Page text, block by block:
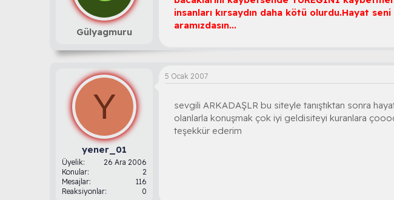
Gülyagmuru
insanları kırsaydın daha kötü olurdu.Hayat
aramızdasın...
Y
yener_01
Üyelik
26 Ara 2006
Konular
2
Mesajlar
116
Reaksiyonlar
0
5 Ocak 2007
sevgili ARKADAŞLR bu siteyle tanıştıktan sonra
olanlarla konuşmak çok iyi geldisiteyi kuranlara
teşekkür ederim